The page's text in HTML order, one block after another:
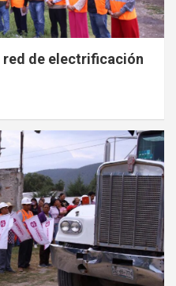
red de electrificación